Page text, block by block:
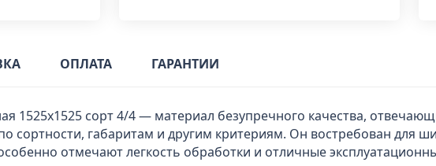
ОПЛАТА ГАРАНТИИ
1525х1525 сорт 4/4 — материал безупречного качества,
сортности, габаритам и другим критериям. Он востребован для
отмечают легкость обработки и отличные